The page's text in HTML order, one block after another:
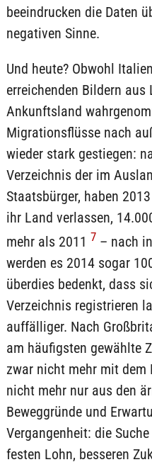
beeindrucken die Daten
negativen Sinne.
Und heute? Obwohl
erreichenden Bildern aus
Ankunftsland
Migrationsflüsse nach
wieder stark gestiegen:
Verzeichnis der im
Staatsbürger, haben
ihr Land verlassen,
mehr als 2011 7 – nach
werden es 2014 sogar
überdies bedenkt, dass
Verzeichnis registrieren
auffälliger. Nach
am häufigsten gewählte
zwar nicht mehr mit dem
nicht mehr nur aus den
Beweggründe und
Vergangenheit: die
festen Lohn, besseren